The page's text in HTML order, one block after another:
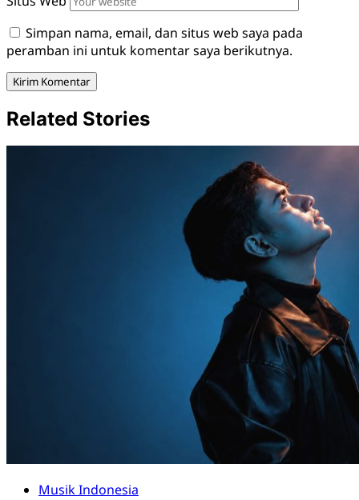
Simpan nama, email, dan situs web saya pada
peramban ini untuk komentar saya berikutnya.
Related Stories
Musik Indonesia